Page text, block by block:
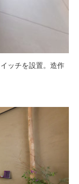
ッチを設置。造作